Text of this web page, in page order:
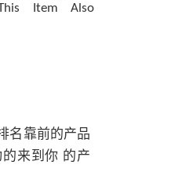
Item
Also
名靠前的产品
来到你 的产